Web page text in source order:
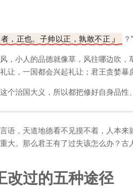
，正也。子帅以正，孰敢不正
，小人的品德就像草，风往哪边吹
让，一国都会兴起礼让；君王贪婪暴
个治国大义，所以都把修好自身品性
语，天道地德看不见摸不着，人本来
大。那么君王有了过失该怎么办？古
改过的五种途径